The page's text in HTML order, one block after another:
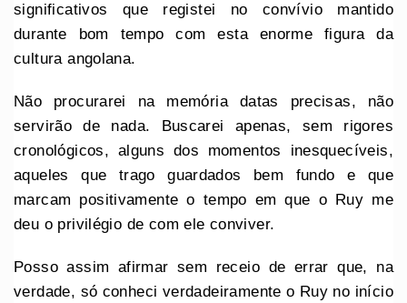
significativos que registei no convívio mantido
durante bom tempo com esta enorme figura da
cultura angolana.
Não procurarei na memória datas precisas, não
servirão de nada. Buscarei apenas, sem rigores
cronológicos, alguns dos momentos inesquecíveis,
aqueles que trago guardados bem fundo e que
marcam positivamente o tempo em que o Ruy me
deu o privilégio de com ele conviver.
Posso assim afirmar sem receio de errar que, na
verdade, só conheci verdadeiramente o Ruy no início